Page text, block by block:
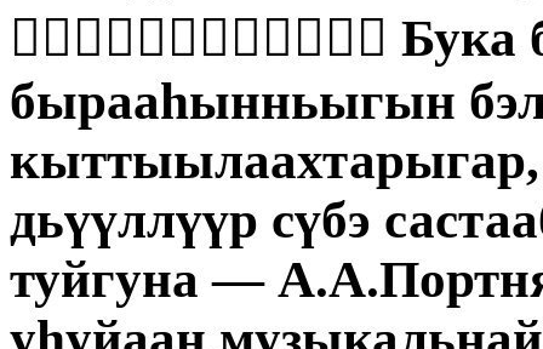
бырааһынньыгын
кыттыылаахтарыгар,
дьүүллүүр сүбэ
туйгуна —